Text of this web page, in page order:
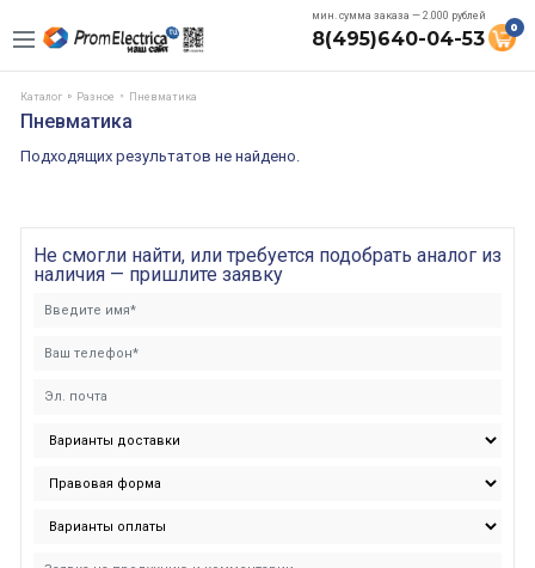
мин. сумма заказа — 2.000 рублей
8(495)640-04-53 0
Каталог Разное Пневматика
Пневматика
Подходящих результатов не найдено.
Не смогли найти, или требуется подобрать аналог из
наличия — пришлите заявку